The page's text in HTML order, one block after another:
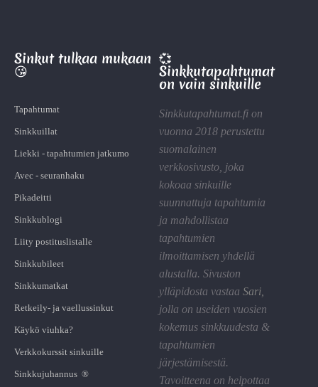
Sinkut tulkaa mukaan
😘
Tapahtumat
Sinkkuillat
Liekki - tapahtumien jatkumo
Avec - seuranhaku
Pikadeitti
Sinkkublogi
Liity postituslistalle
Sinkkubileet
Sinkkumatkat
Retkeily- ja vaellussinkut
Käykö viuhka?
Verkkokurssit sinkuille
Sinkkujuhannus ®
💞
Sinkkutapahtumat
on vain sinkuille
Sinkkutapahtumat.fi on
vuonna 2018 perustettu
suomalainen
verkkosivusto, joka
kokoaa sinkuille
suunnattuja tapahtumia
ja mahdollistaa
tapahtumien
ilmoittamisen yhdellä
alustalla. Sivuston
ylläpidosta vastaa Sari
jolla on useiden vuosien
kokemus sinkkuudesta &
tapahtumien
järjestämisestä.
Tavoitteena on helpottaa